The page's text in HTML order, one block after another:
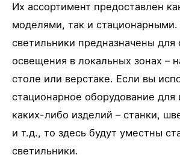
Их ассортимент предоставлен
моделями, так и
светильники предназначены для
освещения в локальных зонах –
столе или верстаке. Если вы
стационарное оборудование для
каких-либо изделий – станки,
и т.д., то здесь будут уместны
светильники.